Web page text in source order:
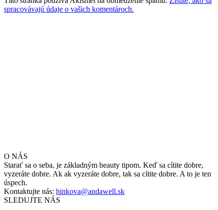
spracovávajú údaje o vašich komentároch.
O NÁS
Starať sa o seba, je základným beauty tipom. Keď sa cítite dobre,
vyzeráte dobre. Ak ak vyzeráte dobre, tak sa cítite dobre. A to je ten
úspech.
Kontaktujte nás: hinkova@andawell.sk
SLEDUJTE NÁS